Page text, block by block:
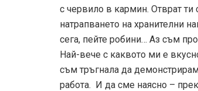
с червило в кармин. Отврат
натрапването на хранителни
сега, пейте робини… Аз съм
Най-вече с каквото ми е
съм тръгнала да
работа. И да сме наясно –